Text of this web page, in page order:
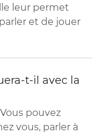
leur permet
et de jouer
t-il avec la
pouvez
vous, parler à